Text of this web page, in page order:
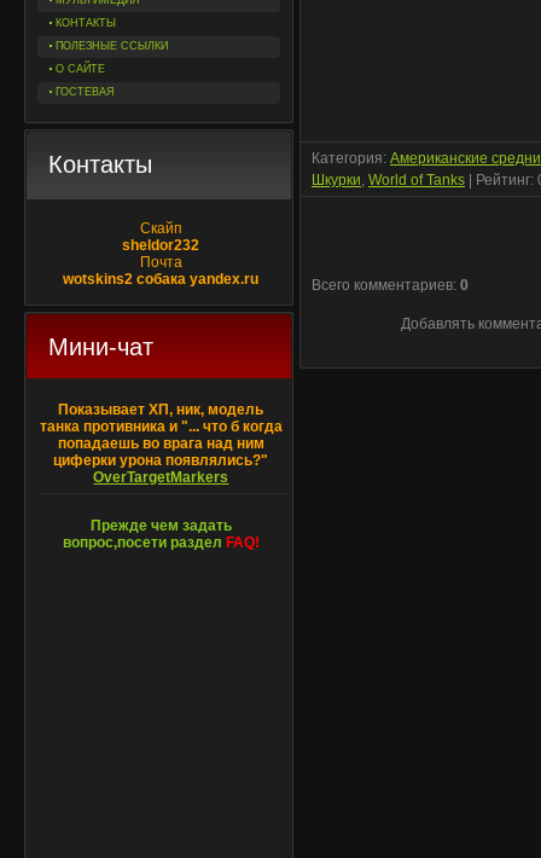
КОНТАКТЫ
ПОЛЕЗНЫЕ ССЫЛКИ
О САЙТЕ
ГОСТЕВАЯ
Контакты
Скайп
sheldor232
Почта
wotskins2 собака yandex.ru
Мини-чат
Показывает ХП, ник, модель
танка противника и "... что б когда
попадаешь во врага над ним
циферки урона появлялись?"
OverTargetMarkers
Прежде чем задать
вопрос,посети раздел FAQ!
Категория: Американские
Шкурки, World of Tanks Рейтинг:
Всего комментариев: 0
Добавлять